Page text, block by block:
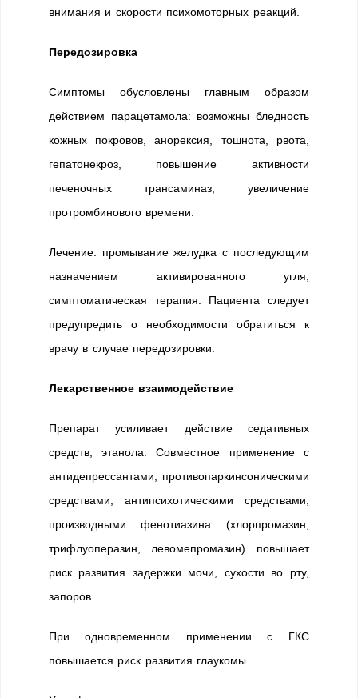
внимания и скорости психомоторных реакций.
Передозировка
Симптомы обусловлены главным образом
действием парацетамола: возможны бледность
кожных покровов, анорексия, тошнота, рвота,
гепатонекроз, повышение активности
печеночных трансаминаз, увеличение
протромбинового времени.
Лечение: промывание желудка с последующим
назначением активированного угля,
симптоматическая терапия. Пациента следует
предупредить о необходимости обратиться к
врачу в случае передозировки.
Лекарственное взаимодействие
Препарат усиливает действие седативных
средств, этанола. Совместное применение с
антидепрессантами, противопаркинсоническими
средствами, антипсихотическими средствами,
производными фенотиазина (хлорпромазин,
трифлуоперазин, левомепромазин) повышает
риск развития задержки мочи, сухости во рту,
запоров.
При одновременном применении с ГКС
повышается риск развития глаукомы.